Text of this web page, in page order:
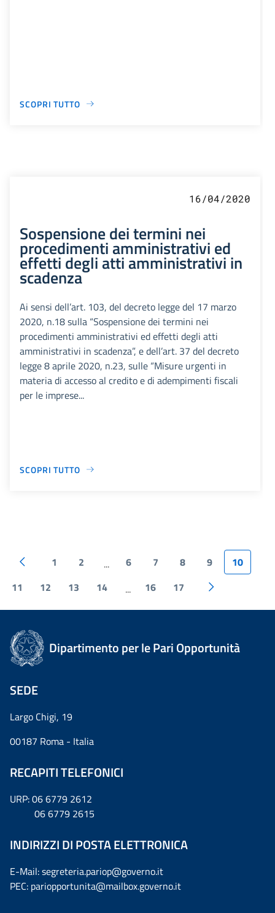
SCOPRI TUTTO
16/04/2020
Sospensione dei termini nei
procedimenti amministrativi ed
effetti degli atti amministrativi in
scadenza
Ai sensi dell’art. 103, del decreto legge del 17 marzo
2020, n.18 sulla “Sospensione dei termini nei
procedimenti amministrativi ed effetti degli atti
amministrativi in scadenza”, e dell’art. 37 del decreto
legge 8 aprile 2020, n.23, sulle “Misure urgenti in
materia di accesso al credito e di adempimenti fiscali
per le imprese...
SCOPRI TUTTO
1 2 ... 6 7 8 9
10
11
12 13 14 ... 16 17
Dipartimento per le Pari Opportunità
SEDE
Largo Chigi, 19
00187 Roma - Italia
RECAPITI TELEFONICI
URP: 06 6779 2612
06 6779 2615
INDIRIZZI DI POSTA ELETTRONICA
E-Mail: segreteria.pariop@governo.it
PEC: pariopportunita@mailbox.governo.it